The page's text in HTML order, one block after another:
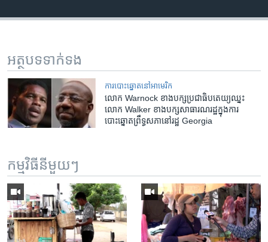
អត្ថបទ​ទាក់ទង
ការបោះឆ្នោតនៅអាមេរិក
លោក Warnock ខាង​បក្ស​ប្រជាធិបតេយ្យ​ឈ្នះ​
លោក Walker ខាង​បក្ស​សាធារណរដ្ឋ​ក្នុង​ការ​
បោះឆ្នោត​ព្រឹទ្ធសភា​នៅ​រដ្ឋ Georgia
កម្មវិធី​នីមួយៗ